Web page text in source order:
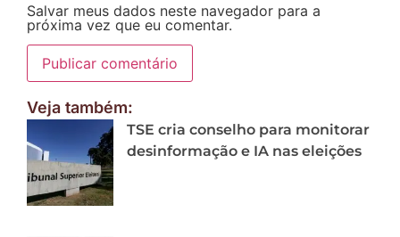
Salvar meus dados neste navegador para a
próxima vez que eu comentar.
Veja também:
TSE cria conselho para monitorar
desinformação e IA nas eleições